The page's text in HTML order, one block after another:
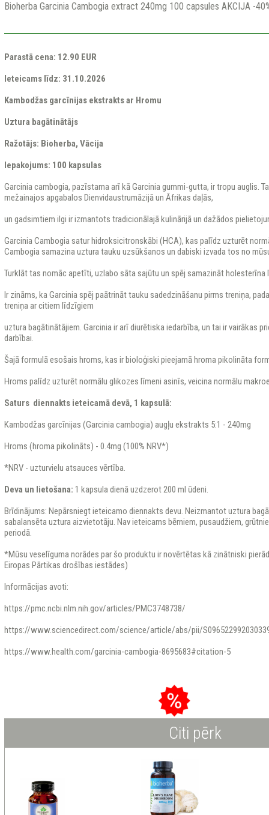
Bioherba Garcinia Cambogia extract 240mg 100 capsules AKCIJA -
Parastā cena: 12.90 EUR
Ieteicams līdz: 31.10.2026
Kambodžas garcīnijas ekstrakts ar Hromu
Uztura bagātinātājs
Ražotājs: Bioherba, Vācija
Iepakojums: 100 kapsulas
Garcinia cambogia, pazīstama arī kā Garcinia gummi-gutta, ir tropu auglis.
mežainajos apgabalos Dienvidaustrumāzijā un Āfrikas daļās,
un gadsimtiem ilgi ir izmantots tradicionālajā kulinārijā un dažādos
Garcinia Cambogia satur hidroksicitronskābi (HCA), kas palīdz uzturēt
Cambogia samazina uztura tauku uzsūkšanos un dabiski izvada tos no
Turklāt tas nomāc apetīti, uzlabo sāta sajūtu un spēj samazināt holesterīna
Ir zināms, ka Garcinia spēj paātrināt tauku sadedzināšanu pirms treniņa,
treniņa ar citiem līdzīgiem
uztura bagātinātājiem. Garcinia ir arī diurētiska iedarbība, un tai ir vairākas
darbībai.
Šajā formulā esošais hroms, kas ir bioloģiski pieejamā hroma pikolināta
Hroms palīdz uzturēt normālu glikozes līmeni asinīs, veicina normālu
Saturs diennakts ieteicamā devā, 1 kapsulā:
Kambodžas garcīnijas (Garcinia cambogia) augļu ekstrakts 5:1 - 240mg
Hroms (hroma pikolināts) - 0.4mg (100% NRV*)
*NRV - uzturvielu atsauces vērtība.
Deva un lietošana: 1 kapsula dienā uzdzerot 200 ml ūdeni.
Brīdinājums: Nepārsniegt ieteicamo diennakts devu. Neizmantot uztura
sabalansēta uztura aizvietotāju. Nav ieteicams bērniem, pusaudžiem,
periodā.
*Mūsu veselīguma norādes par šo produktu ir novērtētas kā zinātniski
Eiropas Pārtikas drošības iestādes)
Informācijas avoti:
https://pmc.ncbi.nlm.nih.gov/articles/PMC3748738/
https://www.sciencedirect.com/science/article/abs/pii/
https://www.health.com/garcinia-cambogia-8695683#citation-5
Citi pērk